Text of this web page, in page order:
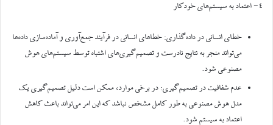
۴- اعتماد به سیستم‌های خودکار
خطای انسانی در داده‌گذاری: خطاهای انسانی در فرآیند جمع‌آوری و آماده‌سازی داده‌ها
می‌تواند منجر به نتایج نادرست و تصمیم‌گیری‌های اشتباه توسط سیستم‌های هوش
مصنوعی شود.
عدم شفافیت در تصمیم‌گیری: در برخی موارد، ممکن است دلیل تصمیم‌گیری یک
مدل هوش مصنوعی به طور کامل مشخص نباشد که این امر می‌تواند باعث کاهش
اعتماد به سیستم شود.